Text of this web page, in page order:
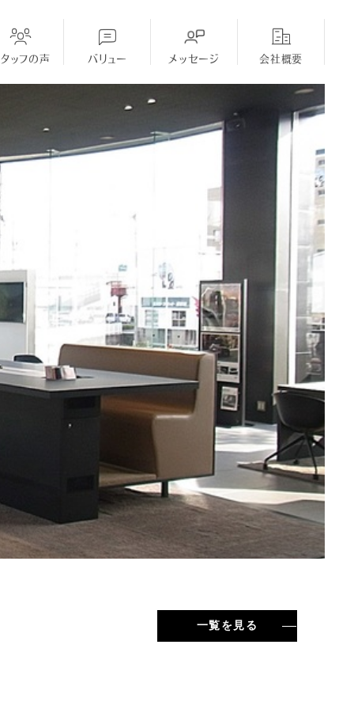
採用Topに戻る
ッフの声 バリュー メッセージ 会社概要
一覧を見る